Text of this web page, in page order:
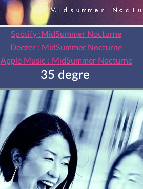
Spotify :MidSummer Nocturne
Deezer : MidSummer Nocturne
Apple Music : MidSummer Nocturne
35 degre